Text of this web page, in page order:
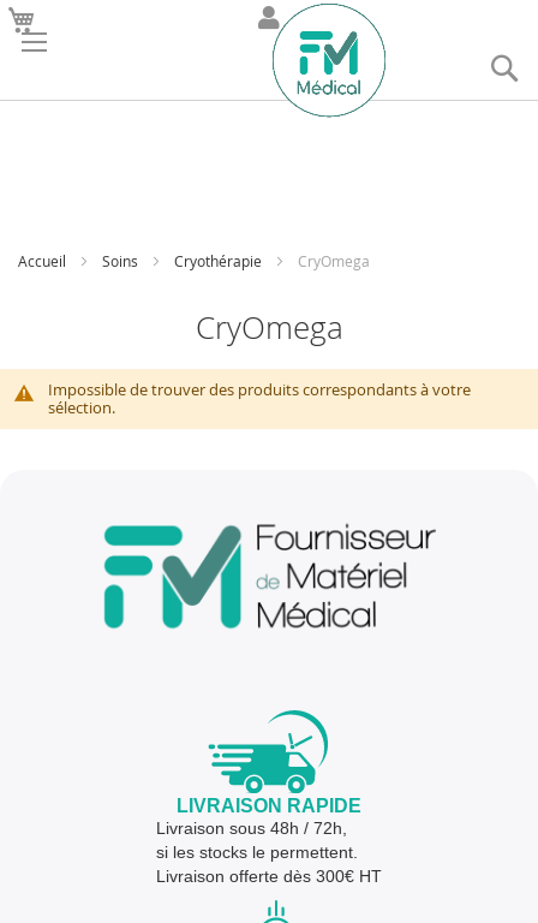
Accueil Soins Cryothérapie CryOmega
CryOmega
Impossible de trouver des produits correspondants à votre
sélection.
LIVRAISON RAPIDE
Livraison sous 48h / 72h,
si les stocks le permettent.
Livraison offerte dès 300€ HT